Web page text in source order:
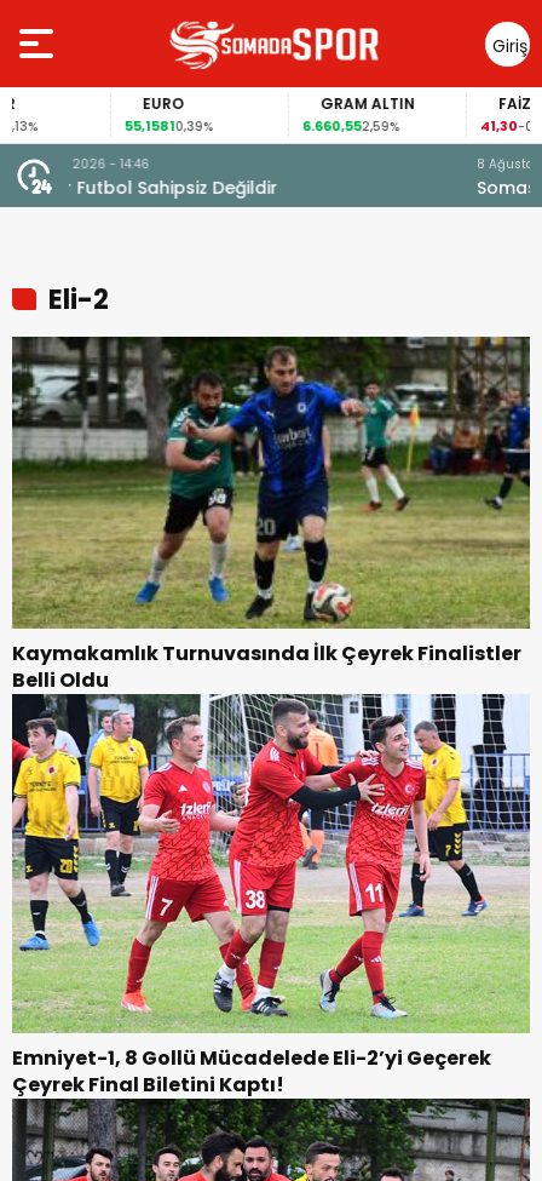
Giriş
Yap
EURO
55,15810,39%
GRAM ALTIN
6.660,552,59%
FAİZ
41,30 -0,55%
8 Ağustos 2026 - 16:50
Somaspor Kombine Biletleri Satışta
Eli-2
Kaymakamlık Turnuvasında İlk Çeyrek Finalistler
Belli Oldu
Emniyet-1, 8 Gollü Mücadelede Eli-2’yi Geçerek
Çeyrek Final Biletini Kaptı!